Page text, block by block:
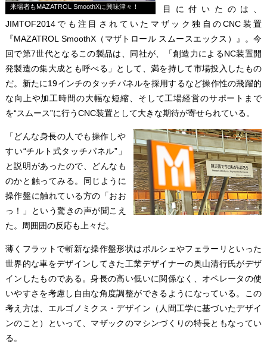
来場者もMAZATROL SmoothXに興味津々！
目に付いたのは、
JIMTOF2014でも注目されていたマザック独自のCNC装置
『MAZATROL SmoothX（マザトロール スムースエックス）』。今
回で第7世代となるこの製品は、同社が、「創造力によるNC装置開
発製造の集大成とも呼べる」として、満を持して市場投入したもの
だ。新たに19インチのタッチパネルを採用するなど操作性の飛躍的
な向上や加工時間の大幅な短縮、そして工場経営のサポートまで
を“スムース”に行うCNC装置として大きな期待が寄せられている。
「どんな身長の人でも操作しや
すい“チルト式タッチパネル”」
と説明があったので、どんなも
のかと触ってみる。同じように
操作盤に触れている方の「おお
っ！」という驚きの声が聞こえ
た。周囲囲の反応も上々だ。
薄くフラットで斬新な操作盤形状はポルシェやフェラーリといった
世界的な車をデザインしてきた工業デザイナーの奥山清行氏がデザ
インしたものである。身長の高い低いに関係なく、オペレータの使
いやすさを考慮し自由な角度調整ができるようになっている。この
考え方は、エルゴノミクス・デザイン（人間工学に基づいたデザイ
ンのこと）といって、マザックのマシンづくりの特長ともなってい
る。